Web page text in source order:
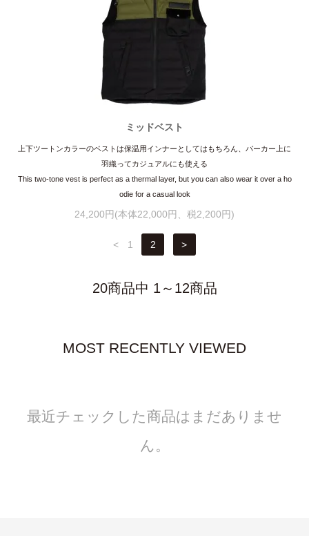
ミッドベスト
上下ツートンカラーのベストは保温用インナーとしてはもちろん、パーカー上に
羽織ってカジュアルにも使える
This two-tone vest is perfect as a thermal layer, but you can also wear it over a ho
odie for a casual look
24,200円(本体22,000円、税2,200円)
< 1 2 >
20商品中 1～12商品
MOST RECENTLY VIEWED
最近チェックした商品はまだありませ
ん。